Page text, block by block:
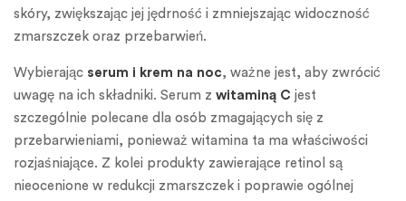
skóry, zwiększając jej jędrność i zmniejszając widoczność
zmarszczek oraz przebarwień.
Wybierając serum i krem na noc, ważne jest, aby zwrócić
uwagę na ich składniki. Serum z witaminą C jest
szczególnie polecane dla osób zmagających się z
przebarwieniami, ponieważ witamina ta ma właściwości
rozjaśniające. Z kolei produkty zawierające retinol są
nieocenione w redukcji zmarszczek i poprawie ogólnej